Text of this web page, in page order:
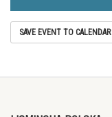
SAVE EVENT TO CALENDAR